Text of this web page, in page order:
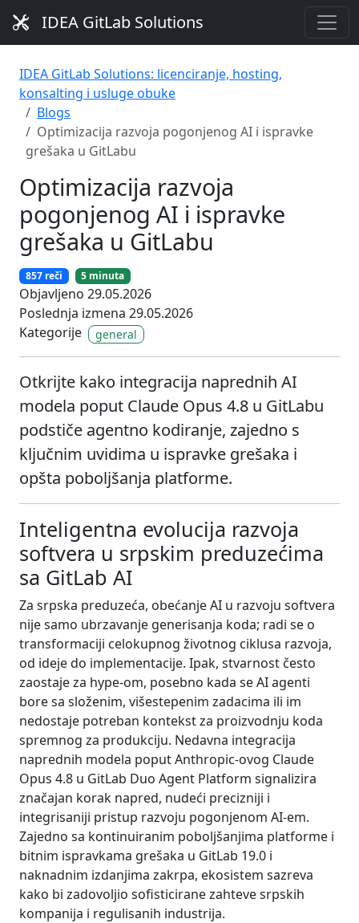
IDEA GitLab Solutions
IDEA GitLab Solutions: licenciranje, hosting,
konsalting i usluge obuke
Blogs
Optimizacija razvoja pogonjenog AI i ispravke
grešaka u GitLabu
Optimizacija razvoja
pogonjenog AI i ispravke
grešaka u GitLabu
857 reči 5 minuta
Objavljeno 29.05.2026
Poslednja izmena 29.05.2026
Kategorije
general
Otkrijte kako integracija naprednih AI
modela poput Claude Opus 4.8 u GitLabu
podstiče agentno kodiranje, zajedno s
ključnim uvidima u ispravke grešaka i
opšta poboljšanja platforme.
Inteligentna evolucija razvoja
softvera u srpskim preduzećima
sa GitLab AI
Za srpska preduzeća, obećanje AI u razvoju softvera
nije samo ubrzavanje generisanja koda; radi se o
transformaciji celokupnog životnog ciklusa razvoja,
od ideje do implementacije. Ipak, stvarnost često
zaostaje za hype-om, posebno kada se AI agenti
bore sa složenim, višestepenim zadacima ili im
nedostaje potreban kontekst za proizvodnju koda
spremnog za produkciju. Nedavna integracija
naprednih modela poput Anthropic-ovog Claude
Opus 4.8 u GitLab Duo Agent Platform signalizira
značajan korak napred, nudeći precizniji i
integrisaniji pristup razvoju pogonjenom AI-em.
Zajedno sa kontinuiranim poboljšanjima platforme i
bitnim ispravkama grešaka u GitLab 19.0 i
naknadnim izdanjima zakrpa, ekosistem sazreva
kako bi zadovoljio sofisticirane zahteve srpskih
kompanija i regulisanih industrija.